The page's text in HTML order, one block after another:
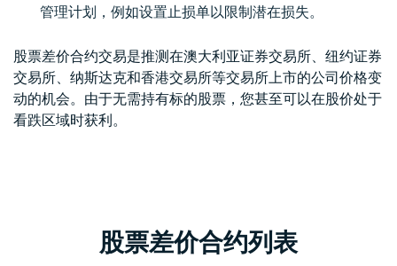
管理计划，例如设置止损单以限制潜在损失。
股票差价合约交易是推测在澳大利亚证券交易所、纽约证券
交易所、纳斯达克和香港交易所等交易所上市的公司价格变
动的机会。由于无需持有标的股票，您甚至可以在股价处于
看跌区域时获利。
股票差价合约列表